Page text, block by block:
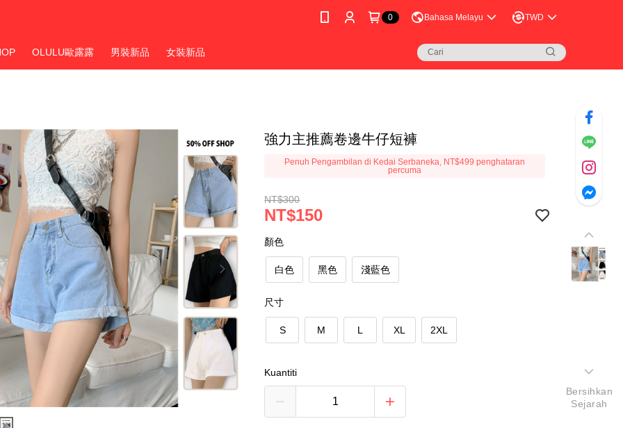
0 Bahasa Melayu TWD
OLULU歐露露 男裝新品 女裝新品
強力主推薦卷邊牛仔短褲
Penuh Pengambilan di Kedai Serbaneka, NT$499 penghataran
percuma
NT$300
NT$150
顏色
白色 黑色 淺藍色
尺寸
S M L XL 2XL
Kuantiti
Bersihkan
Sejarah